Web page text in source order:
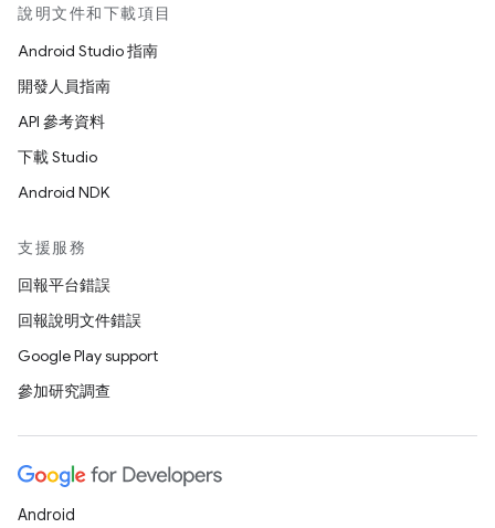
說明文件和下載項目
Android Studio 指南
開發人員指南
API 參考資料
下載 Studio
Android NDK
支援服務
回報平台錯誤
回報說明文件錯誤
Google Play support
參加研究調查
Android